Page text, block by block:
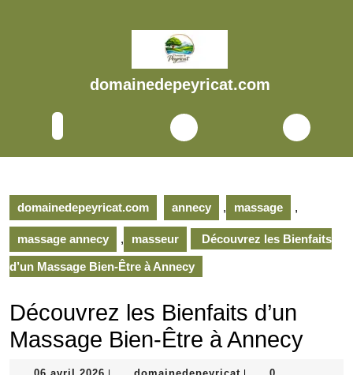
domainedepeyricat.com
domainedepeyricat.com annecy , massage ,
massage annecy , masseur Découvrez les Bienfaits
d’un Massage Bien-Être à Annecy
Découvrez les Bienfaits d’un
Massage Bien-Être à Annecy
06
domainedepeyricat